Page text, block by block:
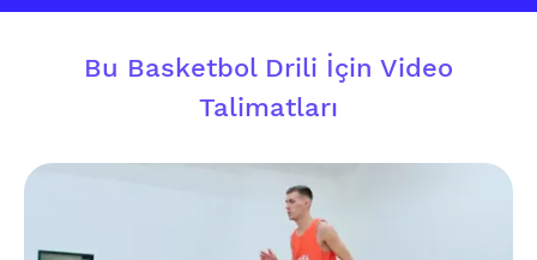
Bu Basketbol Drili İçin Video
Talimatları